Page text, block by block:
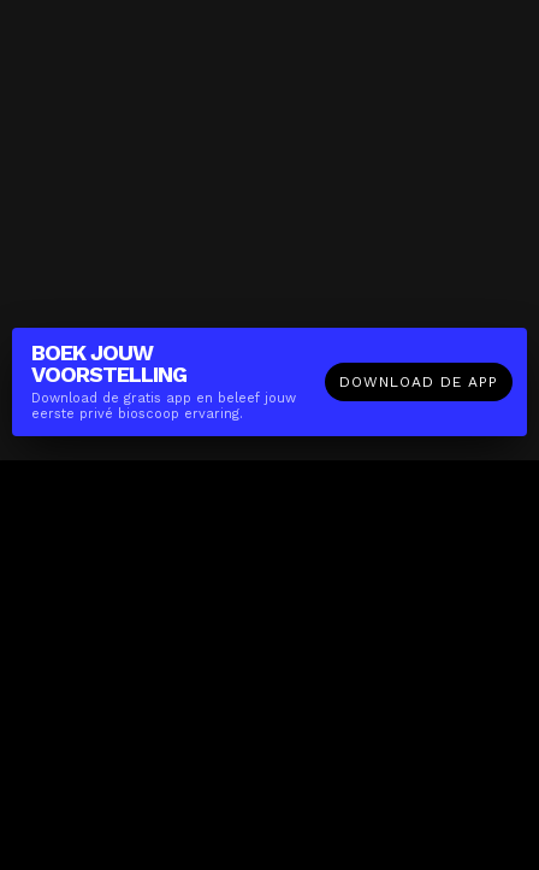
BOEK JOUW
VOORSTELLING
Download de gratis app en beleef jouw
eerste privé bioscoop ervaring.
DOWNLOAD DE APP